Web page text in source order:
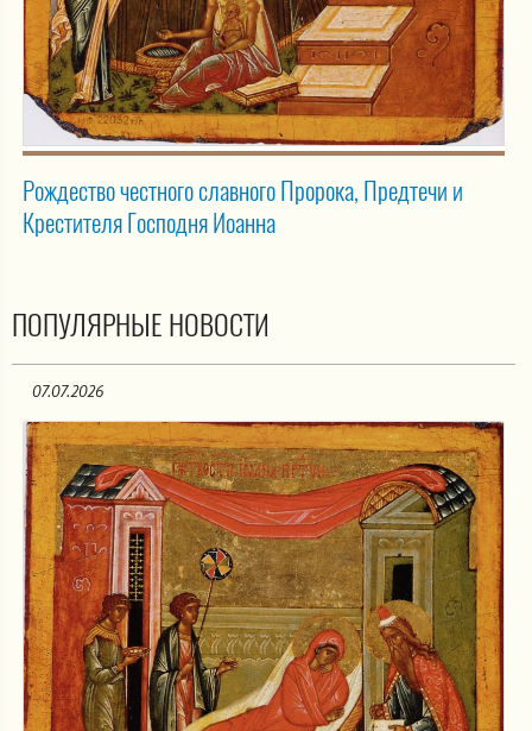
Рождество честного славного Пророка, Предтечи и
Крестителя Господня Иоанна
ПОПУЛЯРНЫЕ НОВОСТИ
07.07.2026